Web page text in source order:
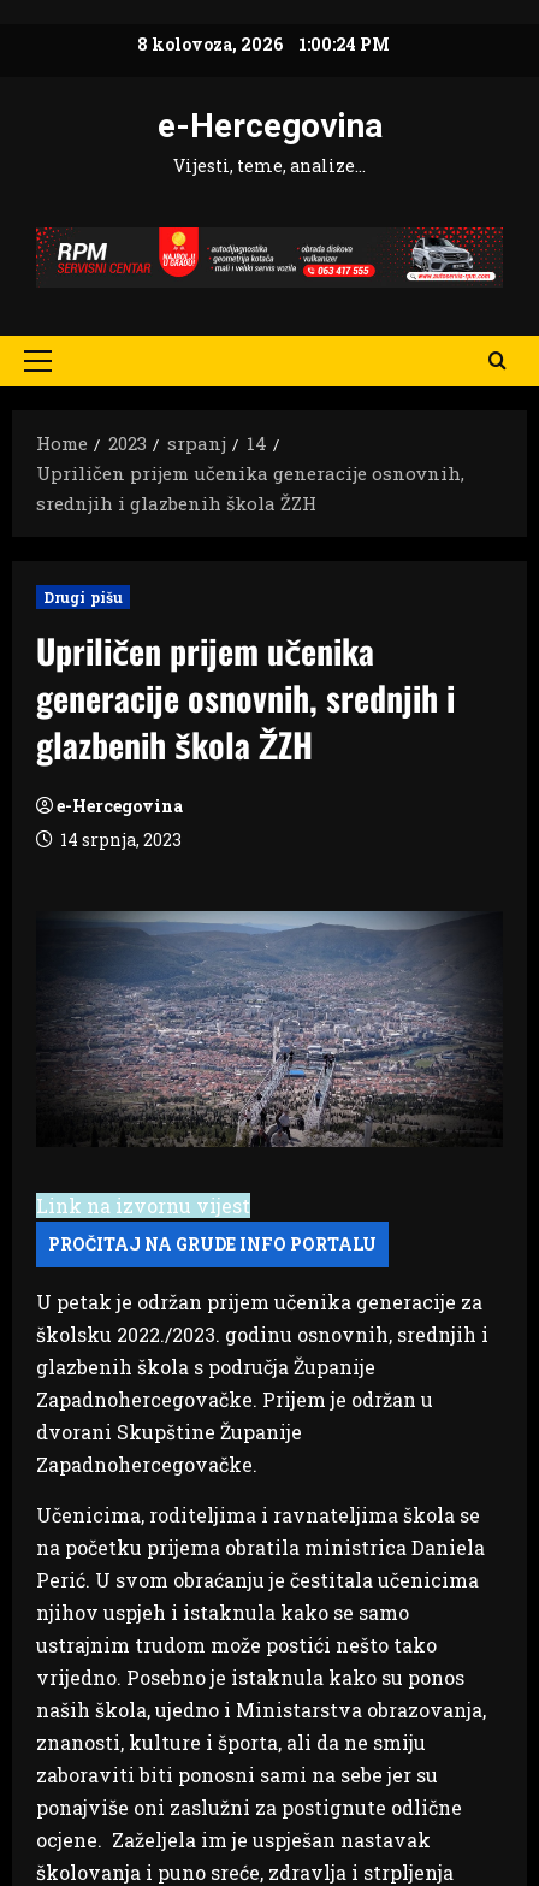
8 kolovoza, 2026 1:00:26 PM
e-Hercegovina
Vijesti, teme, analize…
Primary
Home
2023 srpanj
14
Upriličen prijem učenika generacije osnovnih,
srednjih i glazbenih škola ŽZH
Drugi pišu
Upriličen prijem učenika
generacije osnovnih, srednjih i
glazbenih škola ŽZH
e-Hercegovina
14 srpnja, 2023
Link na izvornu vijest
U petak je održan prijem učenika generacije za
školsku 2022./2023. godinu osnovnih, srednjih i
glazbenih škola s područja Županije
Zapadnohercegovačke. Prijem je održan u
dvorani Skupštine Županije
Zapadnohercegovačke.
Učenicima, roditeljima i ravnateljima škola se
na početku prijema obratila ministrica Daniela
Perić. U svom obraćanju je čestitala učenicima
njihov uspjeh i istaknula kako se samo
ustrajnim trudom može postići nešto tako
vrijedno. Posebno je istaknula kako su ponos
naših škola, ujedno i Ministarstva obrazovanja,
znanosti, kulture i športa, ali da ne smiju
zaboraviti biti ponosni sami na sebe jer su
ponajviše oni zaslužni za postignute odlične
ocjene. Zaželjela im je uspješan nastavak
školovanja i puno sreće, zdravlja i strpljenja